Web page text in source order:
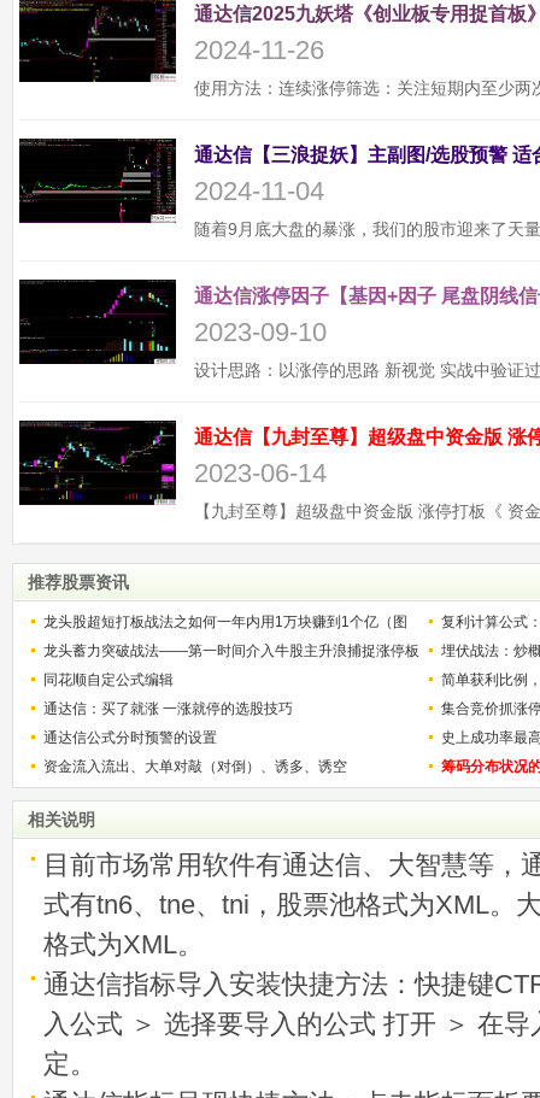
通达信2025九妖塔《创业板专用捉首板
2024-11-26
2024-11-04
通达信涨停因子【基因+因子 尾盘阴线
2023-09-10
2023-06-14
推荐股票资讯
龙头股超短打板战法之如何一年内用1万块赚到1个亿（图
解）
复利计算公式
少？
龙头蓄力突破战法——第一时间介入牛股主升浪捕捉涨停板
的技巧（图解）
埋伏战法：炒
同花顺自定公式编辑
简单获利比例
用
通达信：买了就涨 一涨就停的选股技巧
集合竞价抓涨
通达信公式分时预警的设置
史上成功率最
称选股法宝！
资金流入流出、大单对敲（对倒）、诱多、诱空 筹码分布状况
相关说明
目前市场常用软件有通达信、大智慧等，
式有tn6、tne、tni，股票池格式为XML。
格式为XML。
通达信指标导入安装快捷方法：快捷键
入公式 ＞ 选择要导入的公式 打开 ＞ 在
定。